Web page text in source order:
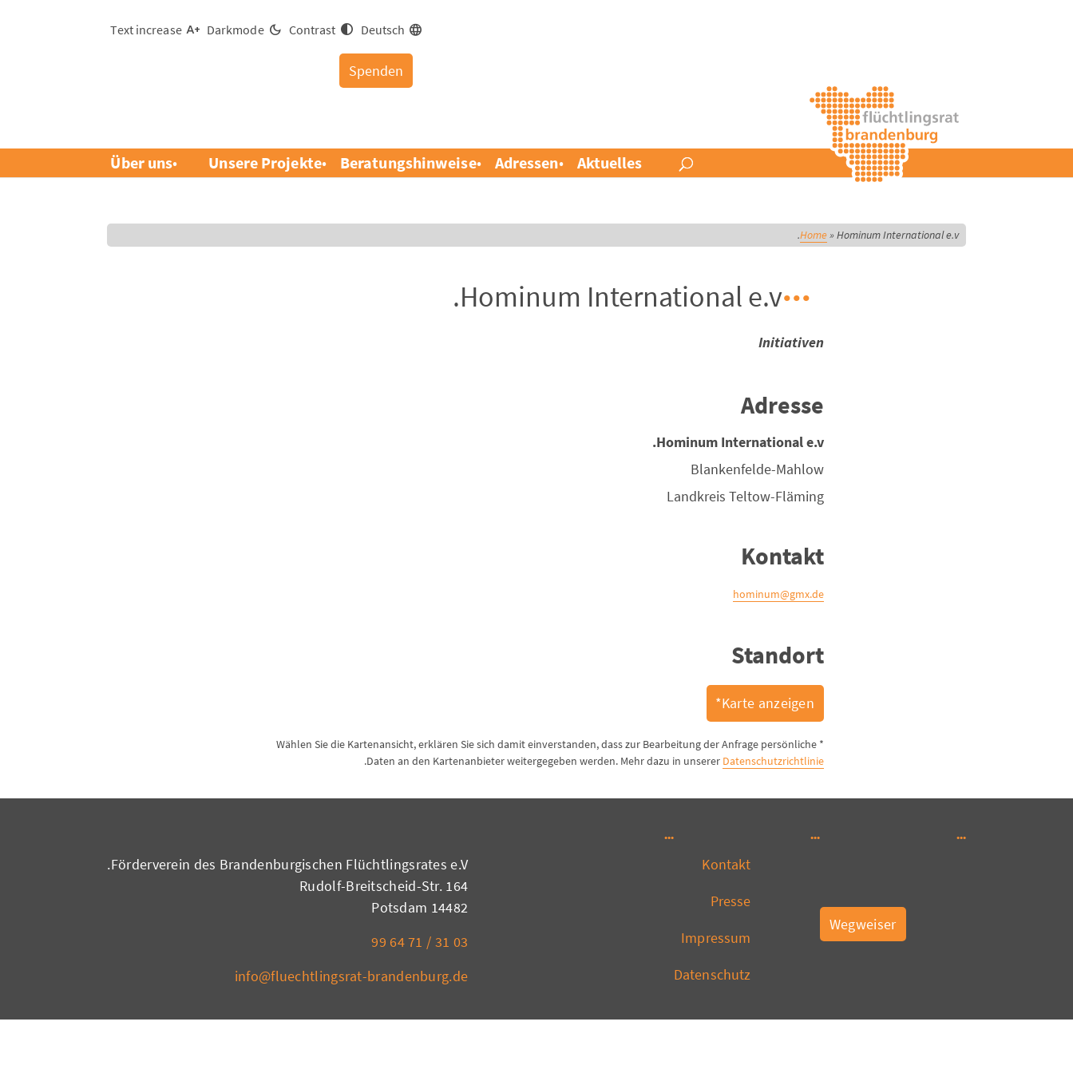
Deutsch
Contrast
Darkmode
Text increase
Spenden
Aktuelles
Adressen
Beratungshinweise
Unsere Projekte
Über uns
Home»Hominum International e.v.
Hominum International e.v.
Initiativen
Adresse
Hominum International e.v.
Blankenfelde-Mahlow
Landkreis Teltow-Fläming
Kontakt
hominum@gmx.de
Standort
Karte anzeigen*
* Wählen Sie die Kartenansicht, erklären Sie sich damit einverstanden, dass zur Bearbeitung der Anfrage persönliche
Daten an den Kartenanbieter weitergegeben werden. Mehr dazu in unserer Datenschutzrichtlinie
.
Förderverein des Brandenburgischen Flüchtlingsrates e.V.
Rudolf-Breitscheid-Str. 164
14482 Potsdam
03 31 / 71 64 99
info@fluechtlingsrat-brandenburg.de
Kontakt
Presse
Impressum
Datenschutz
Wegweiser